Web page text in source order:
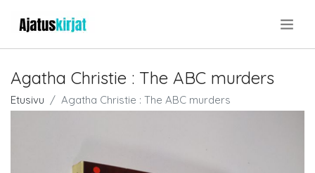
Agatha Christie : The ABC murders
Etusivu Agatha Christie : The ABC murders